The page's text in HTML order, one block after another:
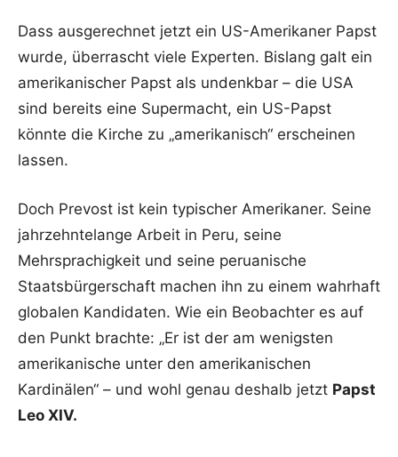
Dass ausgerechnet jetzt ein US-Amerikaner Papst
wurde, überrascht viele Experten. Bislang galt ein
amerikanischer Papst als undenkbar – die USA
sind bereits eine Supermacht, ein US-Papst
könnte die Kirche zu „amerikanisch“ erscheinen
lassen.
Doch Prevost ist kein typischer Amerikaner. Seine
jahrzehntelange Arbeit in Peru, seine
Mehrsprachigkeit und seine peruanische
Staatsbürgerschaft machen ihn zu einem wahrhaft
globalen Kandidaten. Wie ein Beobachter es auf
den Punkt brachte: „Er ist der am wenigsten
amerikanische unter den amerikanischen
Kardinälen“ – und wohl genau deshalb jetzt Papst
Leo XIV.